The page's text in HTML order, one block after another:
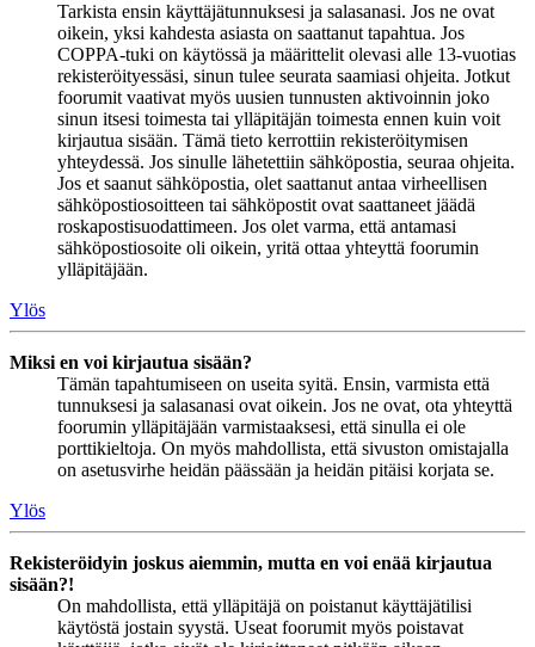
Tarkista ensin käyttäjätunnuksesi ja salasanasi. Jos ne ovat
oikein, yksi kahdesta asiasta on saattanut tapahtua. Jos
COPPA-tuki on käytössä ja määrittelit olevasi alle 13-vuotias
rekisteröityessäsi, sinun tulee seurata saamiasi ohjeita. Jotkut
foorumit vaativat myös uusien tunnusten aktivoinnin joko
sinun itsesi toimesta tai ylläpitäjän toimesta ennen kuin voit
kirjautua sisään. Tämä tieto kerrottiin rekisteröitymisen
yhteydessä. Jos sinulle lähetettiin sähköpostia, seuraa ohjeita.
Jos et saanut sähköpostia, olet saattanut antaa virheellisen
sähköpostiosoitteen tai sähköpostit ovat saattaneet jäädä
roskapostisuodattimeen. Jos olet varma, että antamasi
sähköpostiosoite oli oikein, yritä ottaa yhteyttä foorumin
ylläpitäjään.
Ylös
Miksi en voi kirjautua sisään?
Tämän tapahtumiseen on useita syitä. Ensin, varmista että
tunnuksesi ja salasanasi ovat oikein. Jos ne ovat, ota yhteyttä
foorumin ylläpitäjään varmistaaksesi, että sinulla ei ole
porttikieltoja. On myös mahdollista, että sivuston omistajalla
on asetusvirhe heidän päässään ja heidän pitäisi korjata se.
Ylös
Rekisteröidyin joskus aiemmin, mutta en voi enää kirjautua
sisään?!
On mahdollista, että ylläpitäjä on poistanut käyttäjätilisi
käytöstä jostain syystä. Useat foorumit myös poistavat